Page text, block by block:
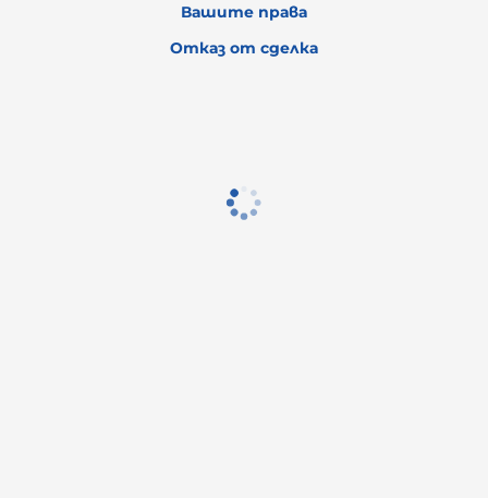
Вашите права
Отказ от сделка